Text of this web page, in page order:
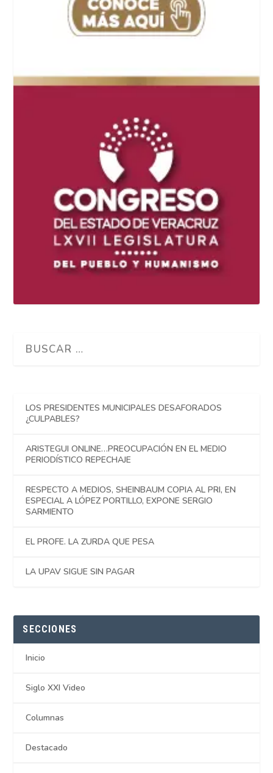
LOS PRESIDENTES MUNICIPALES DESAFORADOS
¿CULPABLES?
ARISTEGUI ONLINE…PREOCUPACIÓN EN EL MEDIO
PERIODÍSTICO REPECHAJE
RESPECTO A MEDIOS, SHEINBAUM COPIA AL PRI, EN
ESPECIAL A LÓPEZ PORTILLO, EXPONE SERGIO
SARMIENTO
EL PROFE. LA ZURDA QUE PESA
LA UPAV SIGUE SIN PAGAR
SECCIONES
Inicio
Siglo XXI Video
Columnas
Destacado